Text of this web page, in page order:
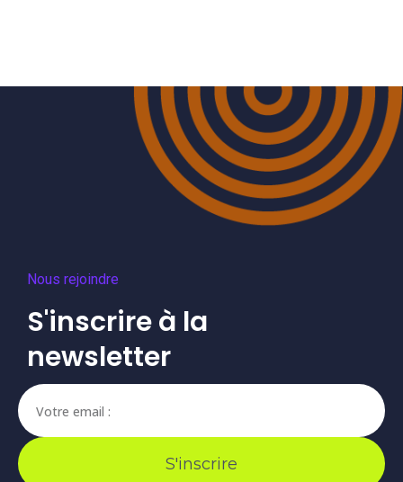
Nous rejoindre
S'inscrire à la
newsletter
S'inscrire